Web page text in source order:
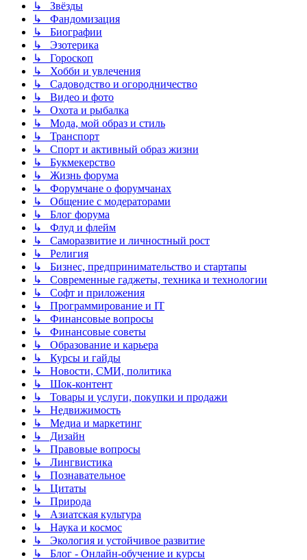
↳ Звёзды
↳ Фандомизация
↳ Биографии
↳ Эзотерика
↳ Гороскоп
↳ Хобби и увлечения
↳ Садоводство и огородничество
↳ Видео и фото
↳ Охота и рыбалка
↳ Мода, мой образ и стиль
↳ Транспорт
↳ Спорт и активный образ жизни
↳ Букмекерство
↳ Жизнь форума
↳ Форумчане о форумчанах
↳ Общение с модераторами
↳ Блог форума
↳ Флуд и флейм
↳ Саморазвитие и личностный рост
↳ Религия
↳ Бизнес, предпринимательство и стартапы
↳ Современные гаджеты, техника и технологии
↳ Софт и приложения
↳ Программирование и IT
↳ Финансовые вопросы
↳ Финансовые советы
↳ Образование и карьера
↳ Курсы и гайды
↳ Новости, СМИ, политика
↳ Шок-контент
↳ Товары и услуги, покупки и продажи
↳ Недвижимость
↳ Медиа и маркетинг
↳ Дизайн
↳ Правовые вопросы
↳ Лингвистика
↳ Познавательное
↳ Цитаты
↳ Природа
↳ Азиатская культура
↳ Наука и космос
↳ Экология и устойчивое развитие
↳ Блог - Онлайн-обучение и курсы